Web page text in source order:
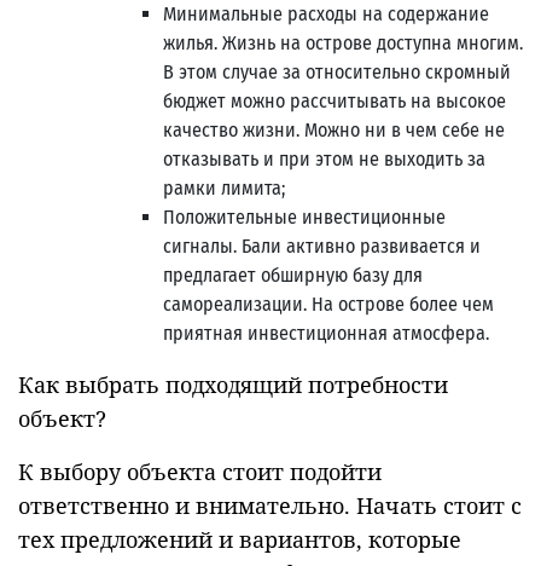
Минимальные расходы на содержание
жилья. Жизнь на острове доступна многим.
В этом случае за относительно скромный
бюджет можно рассчитывать на высокое
качество жизни. Можно ни в чем себе не
отказывать и при этом не выходить за
рамки лимита;
Положительные инвестиционные
сигналы. Бали активно развивается и
предлагает обширную базу для
самореализации. На острове более чем
приятная инвестиционная атмосфера.
Как выбрать подходящий потребности
объект?
К выбору объекта стоит подойти
ответственно и внимательно. Начать стоит с
тех предложений и вариантов, которые